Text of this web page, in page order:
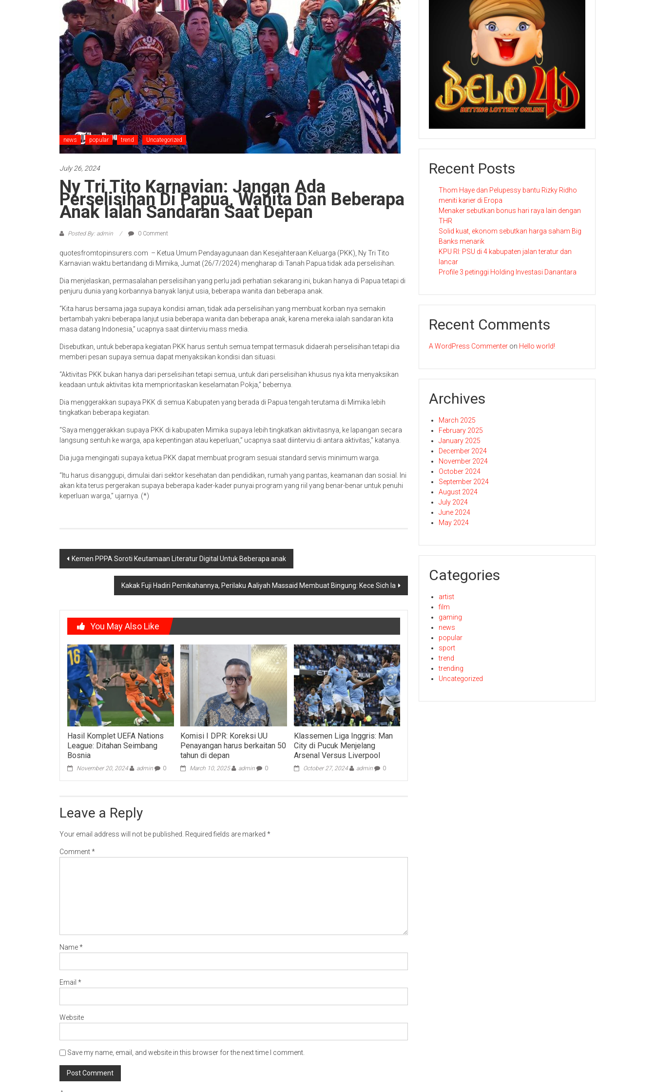
news popular trend Uncategorized
July 26, 2024
Ny Tri Tito Karnavian: Jangan Ada
Perselisihan Di Papua, Wanita Dan Beberapa
Anak Ialah Sandaran Saat Depan
Posted By: admin 0 Comment
quotesfromtopinsurers.com – Ketua Umum Pendayagunaan dan Kesejahteraan Keluarga (PKK), Ny Tri Tito
Karnavian waktu bertandang di Mimika, Jumat (26/7/2024) mengharap di Tanah Papua tidak ada perselisihan.
Dia menjelaskan, permasalahan perselisihan yang perlu jadi perhatian sekarang ini, bukan hanya di Papua tetapi di
penjuru dunia yang korbannya banyak lanjut usia, beberapa wanita dan beberapa anak.
“Kita harus bersama jaga supaya kondisi aman, tidak ada perselisihan yang membuat korban nya semakin
bertambah yakni beberapa lanjut usia beberapa wanita dan beberapa anak, karena mereka ialah sandaran kita
masa datang Indonesia,” ucapnya saat diinterviu mass media.
Disebutkan, untuk beberapa kegiatan PKK harus sentuh semua tempat termasuk didaerah perselisihan tetapi dia
memberi pesan supaya semua dapat menyaksikan kondisi dan situasi.
“Aktivitas PKK bukan hanya dari perselisihan tetapi semua, untuk dari perselisihan khusus nya kita menyaksikan
keadaan untuk aktivitas kita memprioritaskan keselamatan Pokja,” bebernya.
Dia menggerakkan supaya PKK di semua Kabupaten yang berada di Papua tengah terutama di Mimika lebih
tingkatkan beberapa kegiatan.
“Saya menggerakkan supaya PKK di kabupaten Mimika supaya lebih tingkatkan aktivitasnya, ke lapangan secara
langsung sentuh ke warga, apa kepentingan atau keperluan,” ucapnya saat diinterviu di antara aktivitas,” katanya.
Dia juga mengingati supaya ketua PKK dapat membuat program sesuai standard servis minimum warga.
“Itu harus disanggupi, dimulai dari sektor kesehatan dan pendidikan, rumah yang pantas, keamanan dan sosial. Ini
akan kita terus pergerakan supaya beberapa kader-kader punyai program yang riil yang benar-benar untuk penuhi
keperluan warga,” ujarnya. (*)
Post
navigation
Kemen PPPA Soroti Keutamaan Literatur Digital Untuk Beberapa anak
Kakak Fuji Hadiri Pernikahannya, Perilaku Aaliyah Massaid Membuat Bingung: Kece Sich Ia
You May Also Like
Hasil Komplet UEFA Nations
League: Ditahan Seimbang
Bosnia
November 20, 2024 admin 0
Komisi I DPR: Koreksi UU
Penayangan harus berkaitan 50
tahun di depan
March 10, 2025 admin 0
Klassemen Liga Inggris: Man
City di Pucuk Menjelang
Arsenal Versus Liverpool
October 27, 2024 admin 0
Leave a Reply
Your email address will not be published. Required fields are marked *
Comment*
Name*
Email *
Website
Save my name, email, and website in this browser for the next time I comment.
Recent Posts
Thom Haye dan Pelupessy bantu Rizky Ridho
meniti karier di Eropa
Menaker sebutkan bonus hari raya lain dengan
THR
Solid kuat, ekonom sebutkan harga saham Big
Banks menarik
KPU RI: PSU di 4 kabupaten jalan teratur dan
lancar
Profile 3 petinggi Holding Investasi Danantara
Recent Comments
A WordPress Commenter on Hello world!
Archives
March 2025
February 2025
January 2025
December 2024
November 2024
October 2024
September 2024
August 2024
July 2024
June 2024
May 2024
Categories
artist
film
gaming
news
popular
sport
trend
trending
Uncategorized